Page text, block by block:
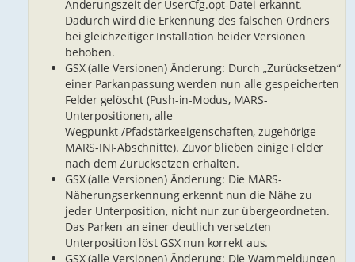
Änderungszeit der UserCfg.opt-Datei erkannt.
Dadurch wird die Erkennung des falschen Ordners
bei gleichzeitiger Installation beider Versionen
behoben.
GSX (alle Versionen) Änderung: Durch „Zurücksetzen“
einer Parkanpassung werden nun alle gespeicherten
Felder gelöscht (Push-in-Modus, MARS-
Unterpositionen, alle
Wegpunkt-/Pfadstärkeeigenschaften, zugehörige
MARS-INI-Abschnitte). Zuvor blieben einige Felder
nach dem Zurücksetzen erhalten.
GSX (alle Versionen) Änderung: Die MARS-
Näherungserkennung erkennt nun die Nähe zu
jeder Unterposition, nicht nur zur übergeordneten.
Das Parken an einer deutlich versetzten
Unterposition löst GSX nun korrekt aus.
GSX (alle Versionen) Änderung: Die Warnmeldungen